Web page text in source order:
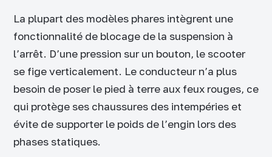
La plupart des modèles phares intègrent une
fonctionnalité de blocage de la suspension à
l’arrêt. D’une pression sur un bouton, le scooter
se fige verticalement. Le conducteur n’a plus
besoin de poser le pied à terre aux feux rouges, ce
qui protège ses chaussures des intempéries et
évite de supporter le poids de l’engin lors des
phases statiques.